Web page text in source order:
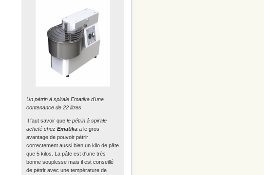
Un pétrin à spirale Ematika d'une
contenance de 22 litres
Il faut savoir quele pétrin à spirale
acheté chezEmatika a le gros
avantage de pouvoir pétrir
correctement aussi bien un kilo de pâte
que 5 kilos. La pâte est d'une très
bonne souplesse mais il est conseillé
de pétrir avec une température de